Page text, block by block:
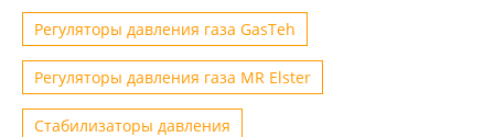
Регуляторы давления газа GasTeh
Регуляторы давления газа MR Elster
Стабилизаторы давления